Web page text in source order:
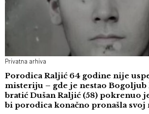
Privatna arhiva
Porodica Raljić 64 godine nije
misteriju – gde je nestao Bogoljub
bratić Dušan Raljić (58) pokrenuo
bi porodica konačno pronašla svoj